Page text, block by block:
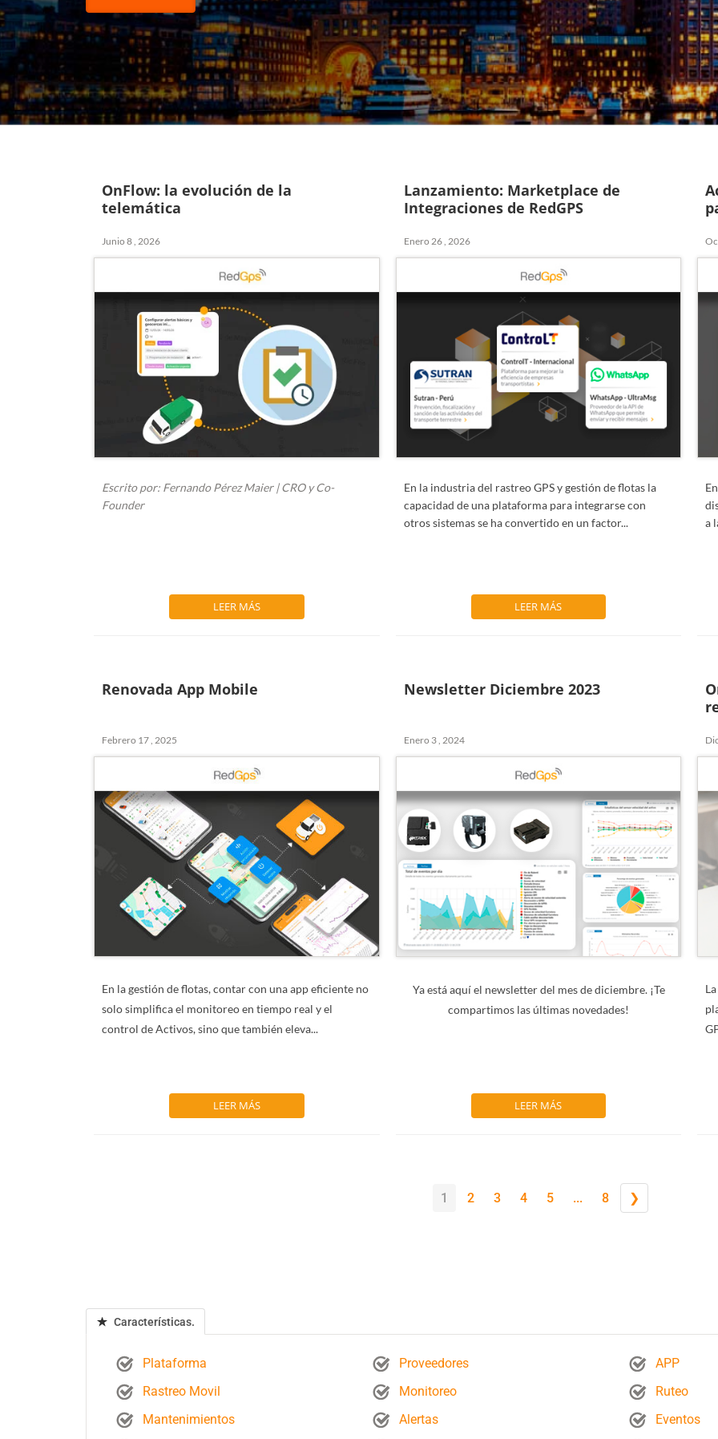
OnFlow: la evolución de la
telemática
Junio 8 , 2026
Escrito por: Fernando Pérez Maier | CRO y Co-
Founder
LEER MÁS
Lanzamiento: Marketplace de
Integraciones de RedGPS
Enero 26 , 2026
En la industria del rastreo GPS y gestión de flotas la
capacidad de una plataforma para integrarse con
otros sistemas se ha convertido en un factor...
LEER MÁS
a
Renovada App Mobile
Febrero 17 , 2025
En la gestión de flotas, contar con una app eficiente no
solo simplifica el monitoreo en tiempo real y el
control de Activos, sino que también eleva...
LEER MÁS
Newsletter Diciembre 2023
Enero 3 , 2024
Ya está aquí el newsletter del mes de diciembre. ¡Te
compartimos las últimas novedades!
LEER MÁS
1 2 3 4 5 ... 8 ❯
Características.
Plataforma Proveedores
APP
Rastreo Movil
Monitoreo
Ruteo
Mantenimientos
Alertas
Eventos